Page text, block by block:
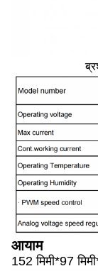
आयाम
152 मिमी*97